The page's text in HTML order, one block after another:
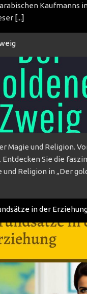
Kaufmanns
[...]
Magie und Religion.
Entdecken Sie die
und Religion in „Der
in der